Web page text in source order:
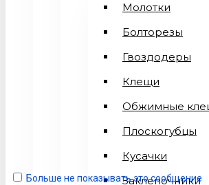
Молотки
Болторезы
Гвоздодеры
Клещи
Обжимные
Плоскогубцы
Кусачки
Заклепочники
Больше не показывать это сообщение